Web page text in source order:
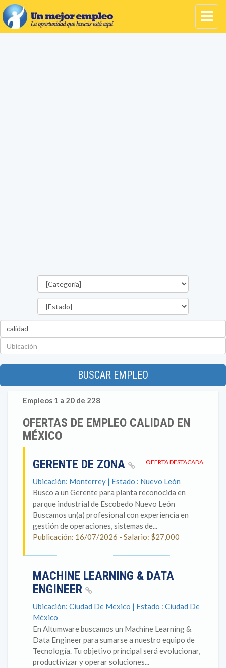
BUSCAR EMPLEO
Empleos 1 a 20 de 228
OFERTAS DE EMPLEO CALIDAD EN
MÉXICO
OFERTA DESTACADA
GERENTE DE ZONA
Ubicación: Monterrey | Estado : Nuevo León
Busco a un Gerente para planta reconocida en
parque industrial de Escobedo Nuevo León
Buscamos un(a) profesional con experiencia en
gestión de operaciones, sistemas de...
Publicación: 16/07/2026 - Salario: $27,000
MACHINE LEARNING & DATA
ENGINEER
Ubicación: Ciudad De Mexico | Estado : Ciudad De
México
En Altumware buscamos un Machine Learning &
Data Engineer para sumarse a nuestro equipo de
Tecnología. Tu objetivo principal será evolucionar,
productivizar y operar soluciones...